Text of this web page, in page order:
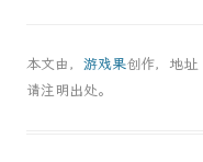
本文由， 游戏果创作，地址
请注明出处。